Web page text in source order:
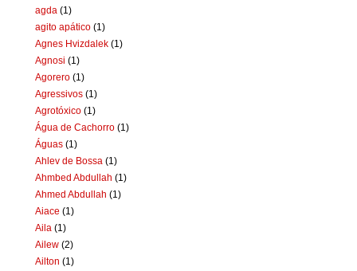
agda (1)
agito apático (1)
Agnes Hvizdalek (1)
Agnosi (1)
Agorero (1)
Agressivos (1)
Agrotóxico (1)
Água de Cachorro (1)
Águas (1)
Ahlev de Bossa (1)
Ahmbed Abdullah (1)
Ahmed Abdullah (1)
Aiace (1)
Aila (1)
Ailew (2)
Ailton (1)